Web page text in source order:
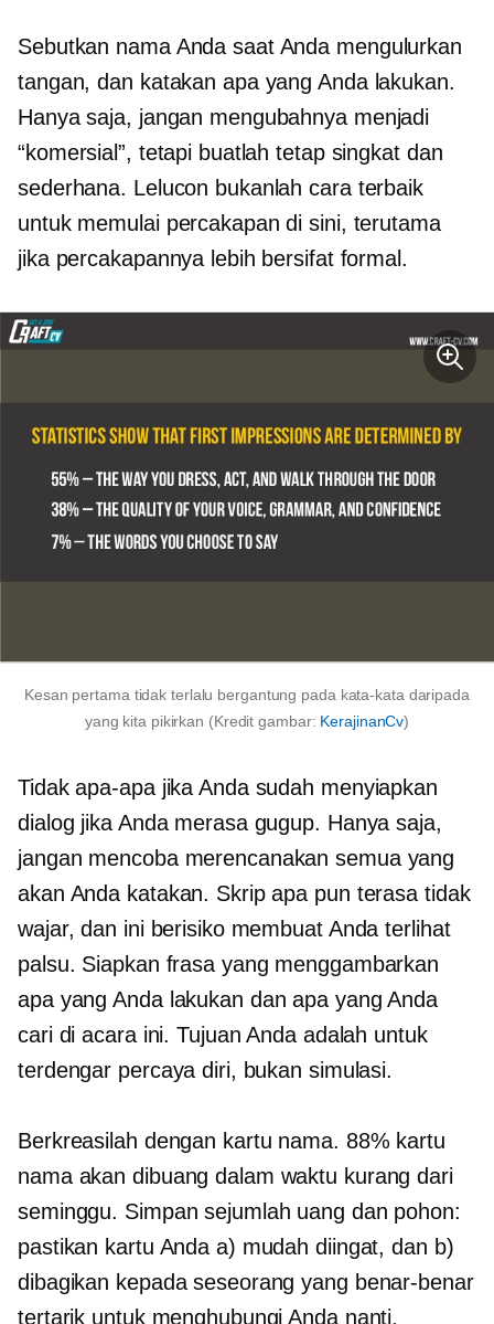
Sebutkan nama Anda saat Anda mengulurkan
tangan, dan katakan apa yang Anda lakukan.
Hanya saja, jangan mengubahnya menjadi
“komersial”, tetapi buatlah tetap singkat dan
sederhana. Lelucon bukanlah cara terbaik
untuk memulai percakapan di sini, terutama
jika percakapannya lebih bersifat formal.
Kesan pertama tidak terlalu bergantung pada kata-kata daripada
yang kita pikirkan (Kredit gambar: KerajinanCv)
Tidak apa-apa jika Anda sudah menyiapkan
dialog jika Anda merasa gugup. Hanya saja,
jangan mencoba merencanakan semua yang
akan Anda katakan. Skrip apa pun terasa tidak
wajar, dan ini berisiko membuat Anda terlihat
palsu. Siapkan frasa yang menggambarkan
apa yang Anda lakukan dan apa yang Anda
cari di acara ini. Tujuan Anda adalah untuk
terdengar percaya diri, bukan simulasi.
Berkreasilah dengan kartu nama. 88% kartu
nama akan dibuang dalam waktu kurang dari
seminggu. Simpan sejumlah uang dan pohon:
pastikan kartu Anda a) mudah diingat, dan b)
dibagikan kepada seseorang yang benar-benar
tertarik untuk menghubungi Anda nanti.